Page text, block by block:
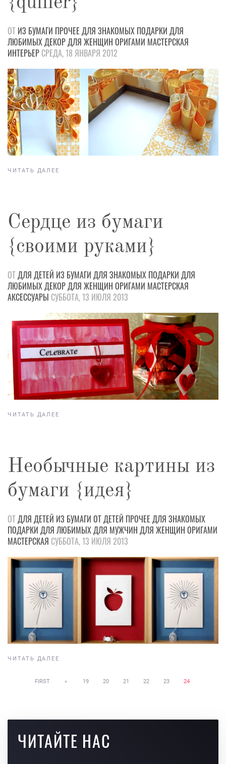
ОТ ИЗ БУМАГИ ПРОЧЕЕ ДЛЯ ЗНАКОМЫХ ПОДАРКИ ДЛЯ
ЛЮБИМЫХДЕКОРДЛЯ ЖЕНЩИН ОРИГАМИ МАСТЕРСКАЯ
ИНТЕРЬЕР СРЕДА, 18 ЯНВАРЯ 2012
ЧИТАТЬ ДАЛЕЕ
Сердце из бумаги
{своими руками}
ОТДЛЯ ДЕТЕЙ ИЗ БУМАГИ ДЛЯ ЗНАКОМЫХ ПОДАРКИ ДЛЯ
ЛЮБИМЫХДЕКОРДЛЯ ЖЕНЩИН ОРИГАМИ МАСТЕРСКАЯ
АКСЕССУАРЫ СУББОТА, 13 ИЮЛЯ 2013
ЧИТАТЬ ДАЛЕЕ
Необычные картины из
бумаги {идея}
ОТДЛЯ ДЕТЕЙ ИЗ БУМАГИ ОТ ДЕТЕЙ ПРОЧЕЕ ДЛЯ ЗНАКОМЫХ
ПОДАРКИ ДЛЯ ЛЮБИМЫХДЛЯ МУЖЧИН ДЛЯ ЖЕНЩИН ОРИГАМИ
МАСТЕРСКАЯ СУББОТА, 13 ИЮЛЯ 2013
ЧИТАТЬ ДАЛЕЕ
FIRST « 19 20 21 22 23 24
ЧИТАЙТЕ НАС